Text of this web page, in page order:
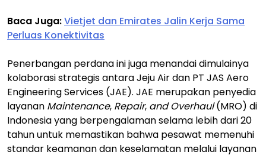
Baca Juga:Vietjet dan Emirates Jalin Kerja Sama
Perluas Konektivitas
Penerbangan perdana ini juga menandai dimulainya
kolaborasi strategis antara Jeju Air dan PT JAS Aero
Engineering Services (JAE). JAE merupakan penyedia
layanan Maintenance, Repair, and Overhaul(MRO) di
Indonesia yang berpengalaman selama lebih dari 20
tahun untuk memastikan bahwa pesawat memenuhi
standar keamanan dan keselamatan melalui layanan